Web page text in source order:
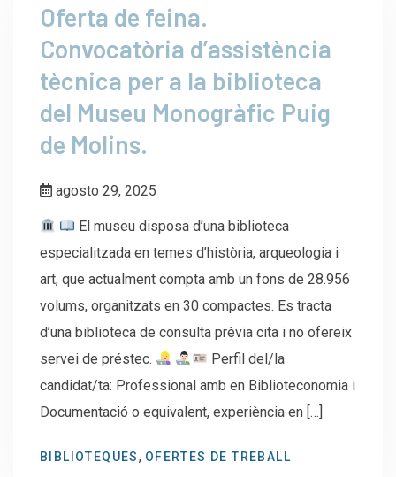
Oferta de feina.
Convocatòria d’assistència
tècnica per a la biblioteca
del Museu Monogràfic Puig
de Molins.
agosto 29, 2025
El museu disposa d’una biblioteca
especialitzada en temes d’història, arqueologia i
art, que actualment compta amb un fons de 28.956
volums, organitzats en 30 compactes. Es tracta
d’una biblioteca de consulta prèvia cita i no ofereix
servei de préstec.
Perfil del/la
candidat/ta: Professional amb en Biblioteconomia i
Documentació o equivalent, experiència en […]
BIBLIOTEQUES, OFERTES DE TREBALL